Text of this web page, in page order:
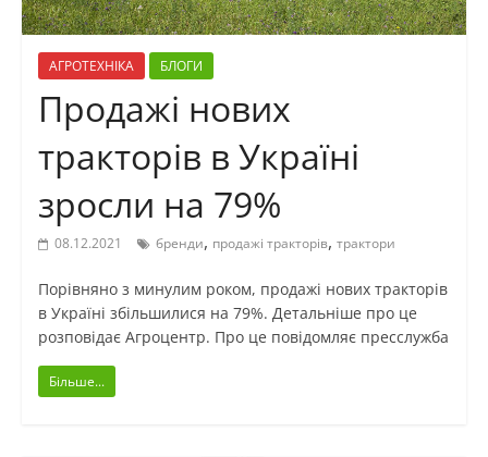
АГРОТЕХНІКА БЛОГИ
Продажі нових
тракторів в Україні
зросли на 79%
08.12.2021 бренди, продажі тракторів, трактори
Порівняно з минулим роком, продажі нових тракторів
в Україні збільшилися на 79%. Детальніше про це
розповідає Агроцентр. Про це повідомляє пресслужба
Більше...